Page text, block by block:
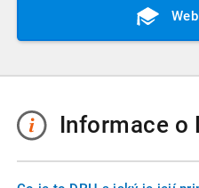
Informace o